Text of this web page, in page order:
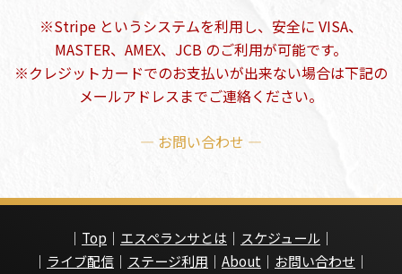
※Stripe というシステムを利用し、安全に VISA、
MASTER、AMEX、JCB のご利用が可能です。
※クレジットカードでのお支払いが出来ない場合は下記の
メールアドレスまでご連絡ください。
— お問い合わせ —
｜ Top ｜ エスペランサとは ｜ スケジュール ｜
｜ ライブ配信 ｜ ステージ利用 ｜ About ｜ お問い合わせ ｜